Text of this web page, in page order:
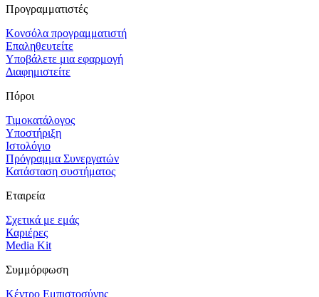
Προγραμματιστές
Κονσόλα προγραμματιστή
Επαληθευτείτε
Υποβάλετε μια εφαρμογή
Διαφημιστείτε
Πόροι
Τιμοκατάλογος
Υποστήριξη
Ιστολόγιο
Πρόγραμμα Συνεργατών
Κατάσταση συστήματος
Εταιρεία
Σχετικά με εμάς
Καριέρες
Media Kit
Συμμόρφωση
Κέντρο Εμπιστοσύνης